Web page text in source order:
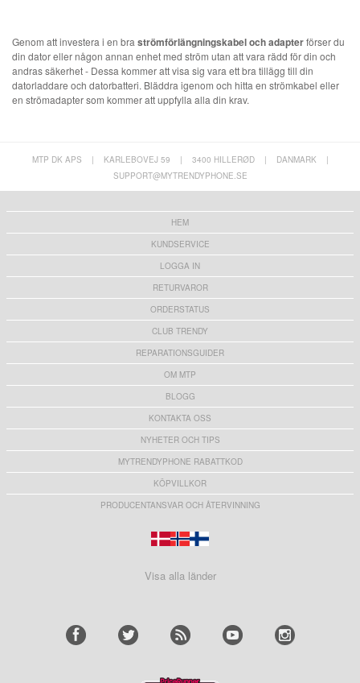
Genom att investera i en bra strömförlängningskabel och adapterförser du
din dator eller någon annan enhet med ström utan att vara rädd för din och
andras säkerhet - Dessa kommer att visa sig vara ett bra tillägg till din
datorladdare och datorbatteri. Bläddra igenom och hitta en strömkabel eller
en strömadapter som kommer att uppfylla alla din krav.
MTP DK APS | KARLEBOVEJ 59 | 3400 HILLERØD | DANMARK
|
SUPPORT@MYTRENDYPHONE.SE
HEM
KUNDSERVICE
LOGGA IN
RETURVAROR
ORDERSTATUS
CLUB TRENDY
REPARATIONSGUIDER
OM MTP
BLOGG
KONTAKTA OSS
NYHETER OCH TIPS
MYTRENDYPHONE RABATTKOD
KÖPVILLKOR
PRODUCENTANSVAR OCH ÅTERVINNING
Visa alla länder